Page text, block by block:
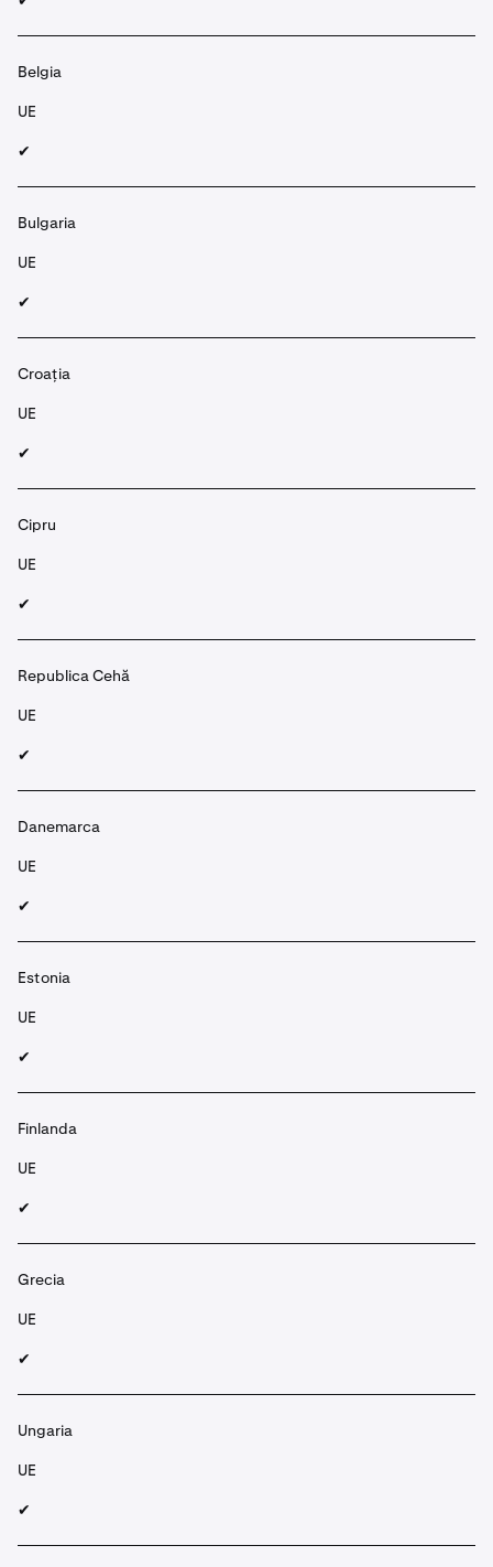
Belgia
UE
✔︎
Bulgaria
UE
✔︎
Croația
UE
✔︎
Cipru
UE
✔︎
Republica Cehă
UE
✔︎
Danemarca
UE
✔︎
Estonia
UE
✔︎
Finlanda
UE
✔︎
Grecia
UE
✔︎
Ungaria
UE
✔︎